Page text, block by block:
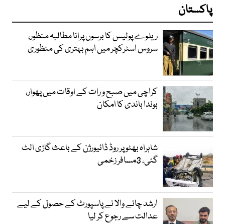
پاکستان
ریلوے پولیس کا برسوں پرانا مطالبہ منظور،
سروس اسٹرکچر میں اہم بہتری کی منظوری
کراچی میں صبح و رات کے اوقات میں پھوار،
بوندا باندی کا امکان
شاہراہ بھٹو پر روڈ ڈائیورژن کے باعث گاڑی الٹ
گئی، 3مسافر زخمی
ارشد چائے والا نے پاسپورٹ کے حصول کے لیے
عدالت سے رجوع کر لیا